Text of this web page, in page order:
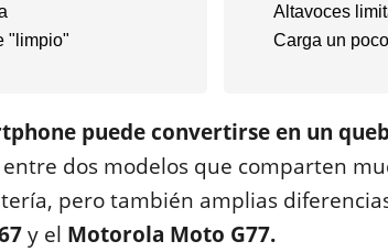
"limpio"
​Altavoces
Carga un
puede convertirse en un
dos modelos que comparten
pero también amplias
y el Motorola Moto G77.